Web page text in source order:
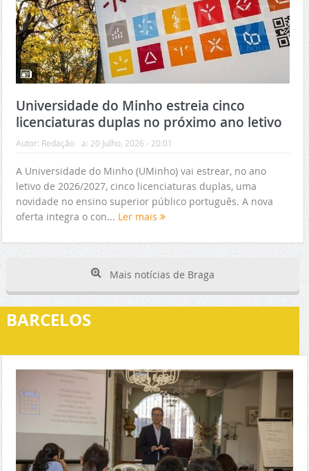
Universidade do Minho estreia cinco
licenciaturas duplas no próximo ano letivo
Autor: Redação a: 20 Julho, 2026 - 20:01
A Universidade do Minho (UMinho) vai estrear, no ano
letivo de 2026/2027, cinco licenciaturas duplas, uma
novidade no ensino superior público português. A nova
oferta integra o con... Ler mais
Mais notícias de Braga
BARCELOS